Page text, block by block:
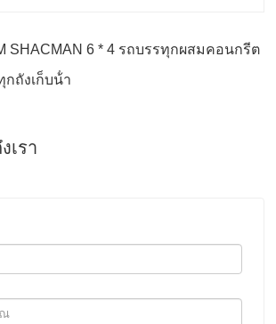
SHACMAN 6 * 4 รถบรรทุกผสมคอนกรีต
กถังเก็บน้ํา
เรา